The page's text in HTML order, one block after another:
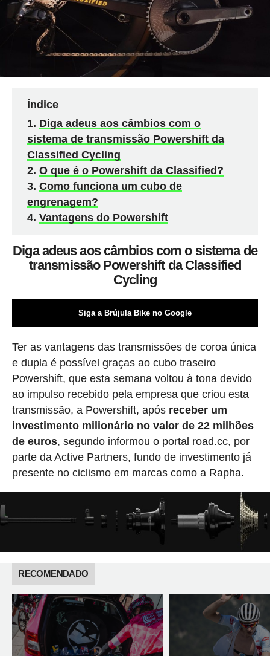
Índice
Diga adeus aos câmbios com o
sistema de transmissão Powershift da
Classified Cycling
O que é o Powershift da Classified?
Como funciona um cubo de
engrenagem?
Vantagens do Powershift
Diga adeus aos câmbios com o sistema de
transmissão Powershift da Classified
Cycling
Siga a Brújula Bike no Google
Ter as vantagens das transmissões de coroa única
e dupla é possível graças ao cubo traseiro
Powershift, que esta semana voltou à tona devido
ao impulso recebido pela empresa que criou esta
transmissão, a Powershift, após receber um
investimento milionário no valor de 22 milhões
de euros, segundo informou o portal road.cc, por
parte da Active Partners, fundo de investimento já
presente no ciclismo em marcas como a Rapha.
RECOMENDADO